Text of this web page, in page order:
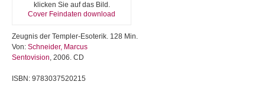
klicken Sie auf das Bild.
Cover Feindaten download
Zeugnis der Templer-Esoterik. 128 Min.
Von: Schneider, Marcus
Sentovision, 2006. CD
ISBN: 9783037520215